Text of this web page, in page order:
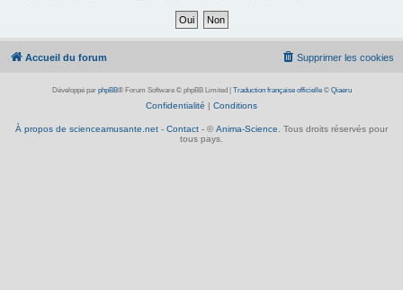
Accueil du forum Supprimer les cookies
Développé par phpBB® Forum Software © phpBB Limited Traduction française officielle© Qiaeru
Confidentialité | Conditions
À propos de scienceamusante.net - Contact - © Anima-Science . Tous droits réservés pour
tous pays.